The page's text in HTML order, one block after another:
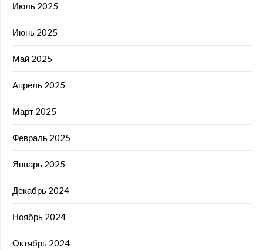
Июль 2025
Июнь 2025
Май 2025
Апрель 2025
Март 2025
Февраль 2025
Январь 2025
Декабрь 2024
Ноябрь 2024
Октябрь 2024